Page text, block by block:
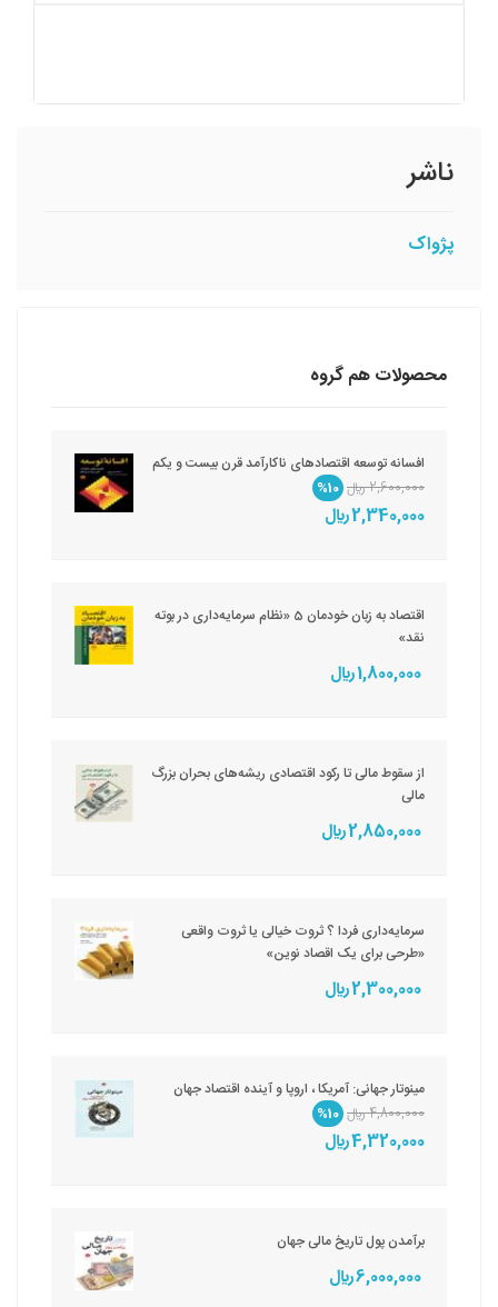
ناشر
پژواک
محصولات هم گروه
افسانه توسعه اقتصادهای ناکارآمد قرن بیست و یکم
2,600,000 ريال
%10
2,340,000 ريال
اقتصاد به زبان خودمان 5 «نظام سرمایه‌داری در بوته
نقد»
1,800,000 ريال
از سقوط مالی تا رکود اقتصادی ریشه‌های بحران بزرگ
مالی
2,850,000 ريال
سرمایه‌داری فردا ؟ ثروت خیالی یا ثروت واقعی
«طرحی برای یک اقصاد نوین»
2,300,000 ريال
مینوتار جهانی: آمریکا ، اروپا و آینده اقتصاد جهان
4,800,000 ريال
%10
4,320,000 ريال
برآمدن پول تاریخ مالی جهان
6,000,000 ريال